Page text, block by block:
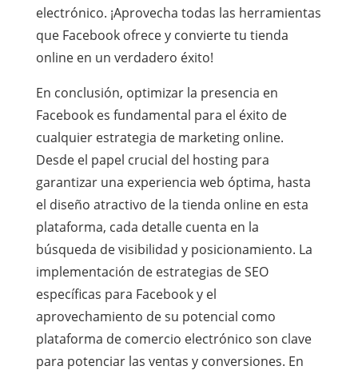
electrónico. ¡Aprovecha todas las herramientas
que Facebook ofrece y convierte tu tienda
online en un verdadero éxito!
En conclusión, optimizar la presencia en
Facebook es fundamental para el éxito de
cualquier estrategia de marketing online.
Desde el papel crucial del hosting para
garantizar una experiencia web óptima, hasta
el diseño atractivo de la tienda online en esta
plataforma, cada detalle cuenta en la
búsqueda de visibilidad y posicionamiento. La
implementación de estrategias de SEO
específicas para Facebook y el
aprovechamiento de su potencial como
plataforma de comercio electrónico son clave
para potenciar las ventas y conversiones. En